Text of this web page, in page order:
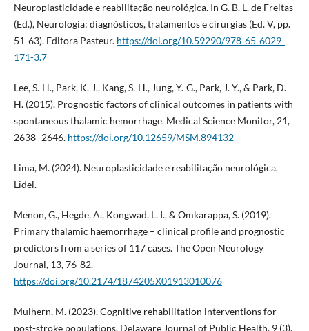
Neuroplasticidade e reabilitação neurológica. In G. B. L. de Freitas
(Ed.), Neurologia: diagnósticos, tratamentos e cirurgias (Ed. V, pp.
51-63). Editora Pasteur. https://doi.org/10.59290/978-65-6029-
171-3.7
Lee, S.-H., Park, K.-J., Kang, S.-H., Jung, Y.-G., Park, J.-Y., & Park, D.-
H. (2015). Prognostic factors of clinical outcomes in patients with
spontaneous thalamic hemorrhage. Medical Science Monitor, 21,
2638–2646. https://doi.org/10.12659/MSM.894132
Lima, M. (2024). Neuroplasticidade e reabilitação neurológica.
Lidel.
Menon, G., Hegde, A., Kongwad, L. I., & Omkarappa, S. (2019).
Primary thalamic haemorrhage – clinical profile and prognostic
predictors from a series of 117 cases. The Open Neurology
Journal, 13, 76-82.
https://doi.org/10.2174/1874205X01913010076
Mulhern, M. (2023). Cognitive rehabilitation interventions for
post-stroke populations. Delaware Journal of Public Health, 9 (3),